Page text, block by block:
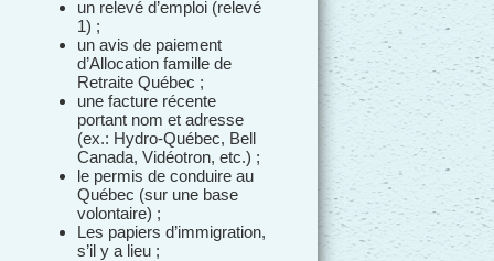
un relevé d’emploi (relevé
1) ;
un avis de paiement
d’Allocation famille de
Retraite Québec ;
une facture récente
portant nom et adresse
(ex.: Hydro-Québec, Bell
Canada, Vidéotron, etc.) ;
le permis de conduire au
Québec (sur une base
volontaire) ;
Les papiers d’immigration,
s’il y a lieu ;